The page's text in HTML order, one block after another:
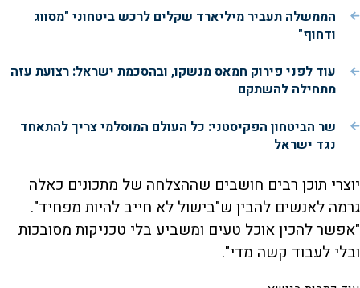
הממשלה תעביר מיליארד שקלים לרכש ביטחוני "מסווג
ודחוף"
עוד לפני פירוק חמאס מנשקו, ובהסכמת ישראל: רצועת עזה
מתחילה להשתקם
שר הביטחון הפקיסטני: כל העולם המוסלמי צריך להתאחד
נגד ישראל
יוצרי תוכן רבים חושבים שההצלחה של מתכונים כאלה
גרמה לאנשים להבין ש"בישול לא חייב להיות מפחיד".
"אפשר להכין אוכל טעים ומשביע בלי טכניקות מסובכות
ובלי לעבוד קשה מדי".